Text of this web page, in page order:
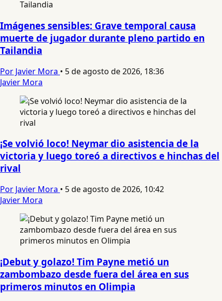
Imágenes sensibles: Grave temporal causa
muerte de jugador durante pleno partido en
Tailandia
Por Javier Mora • 5 de agosto de 2026, 18:36
Javier Mora
¡Se volvió loco! Neymar dio asistencia de la
victoria y luego toreó a directivos e hinchas del
rival
Por Javier Mora • 5 de agosto de 2026, 10:42
Javier Mora
¡Debut y golazo! Tim Payne metió un
zambombazo desde fuera del área en sus
primeros minutos en Olimpia